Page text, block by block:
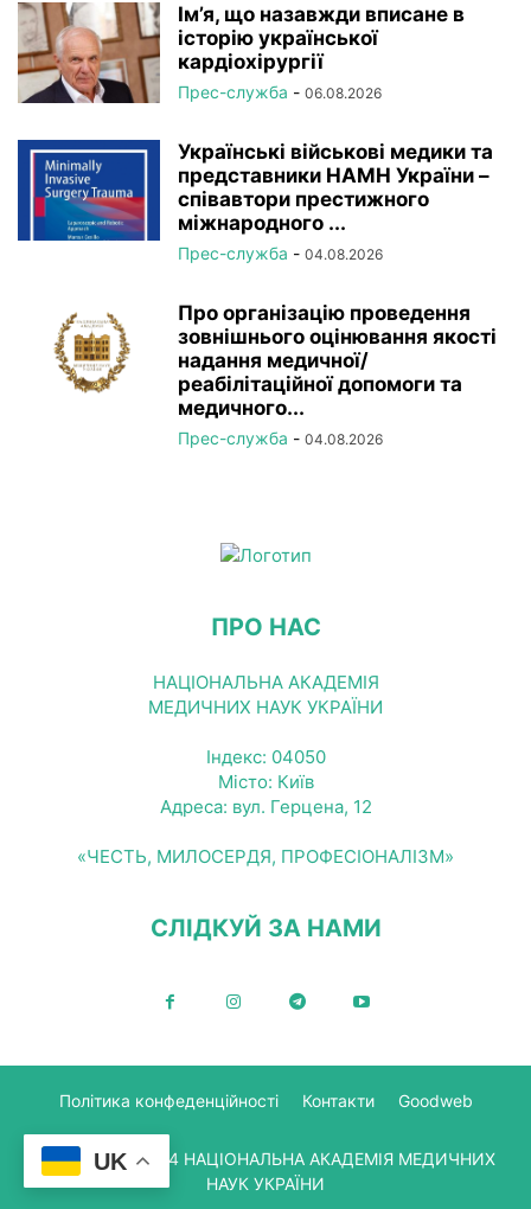
Ім’я, що назавжди вписане в
історію української
кардіохірургії
Прес-служба - 06.08.2026
Українські військові медики та
представники НАМН України –
співавтори престижного
міжнародного ...
Прес-служба - 04.08.2026
Про організацію проведення
зовнішнього оцінювання якості
надання медичної/
реабілітаційної допомоги та
медичного...
Прес-служба - 04.08.2026
ПРО НАС
НАЦІОНАЛЬНА АКАДЕМІЯ
МЕДИЧНИХ НАУК УКРАЇНИ
Індекс: 04050
Місто: Київ
Адреса: вул. Герцена, 12
«ЧЕСТЬ, МИЛОСЕРДЯ, ПРОФЕСІОНАЛІЗМ»
СЛІДКУЙ ЗА НАМИ
Політика конфеденційності Контакти Goodweb
© Copyright 2024 НАЦІОНАЛЬНА АКАДЕМІЯ МЕДИЧНИХ
НАУК УКРАЇНИ
UK